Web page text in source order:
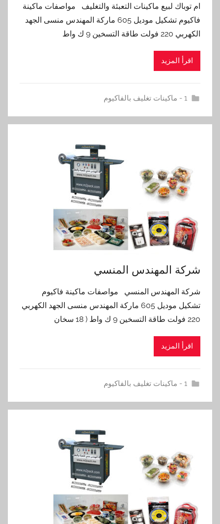
ام توباك لبيع ماكينات التعبئة والتغليف مواصفات ماكينة
فاكيوم تشكيل موديل 605 ماركة المهندس منسى الجهد
الكهربي 220 فولت طاقة التسخين 9 ك واط
اقرأ المزيد
1 - ماكينات تغليف بالفاكيوم
شركة المهندس المنسي
شركة المهندس المنسي مواصفات ماكينة فاكيوم
تشكيل موديل 605 ماركة المهندس منسى الجهد الكهربي
220 فولت طاقة التسخين 9 ك واط ( 18 سخان
اقرأ المزيد
1 - ماكينات تغليف بالفاكيوم